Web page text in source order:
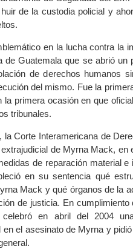
de la custodia policial y
en la lucha contra la
de Guatemala que se abrió
de derechos humanos
del mismo. Fue la
la primera ocasión en que
tribunales.
la Corte Interamericana de
de Myrna Mack, en
de reparación material
en su sentencia qué
Mack y qué órganos de la
de justicia. En
en abril del 2004
en el asesinato de Myrna y